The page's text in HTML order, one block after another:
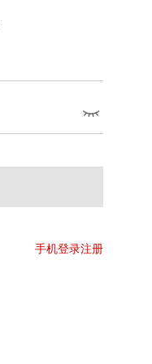
手机登录注册